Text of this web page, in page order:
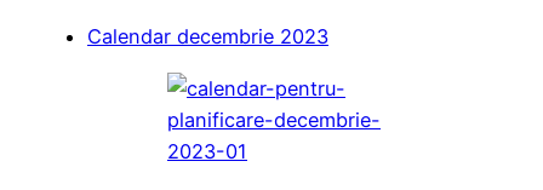
Calendar decembrie 2023